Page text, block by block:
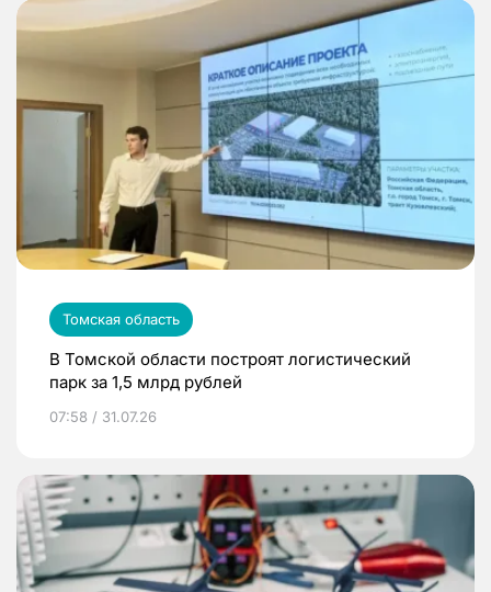
Томская область
В Томской области построят логистический
парк за 1,5 млрд рублей
07:58 / 31.07.26